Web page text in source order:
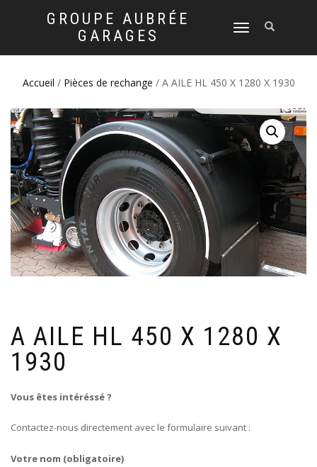
GROUPE AUBRÉE
GARAGES
DÉPLIER
NAVIGATION
Accueil / Pièces de rechange / A AILE HL 450 X 1280 X 1930
A AILE HL 450 X 1280 X
1930
Vous êtes intéréssé ?
Contactez-nous directement avec le formulaire suivant :
Votre nom (obligatoire)